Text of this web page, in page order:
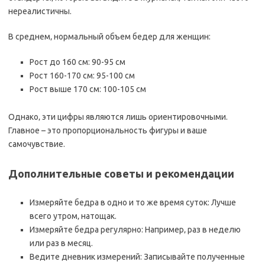
нереалистичны.
В среднем‚ нормальный объем бедер для женщин:
Рост до 160 см: 90-95 см
Рост 160-170 см: 95-100 см
Рост выше 170 см: 100-105 см
Однако‚ эти цифры являются лишь ориентировочными.
Главное – это пропорциональность фигуры и ваше
самочувствие.
Дополнительные советы и рекомендации
Измеряйте бедра в одно и то же время суток: Лучше
всего утром‚ натощак.
Измеряйте бедра регулярно: Например‚ раз в неделю
или раз в месяц.
Ведите дневник измерений: Записывайте полученные